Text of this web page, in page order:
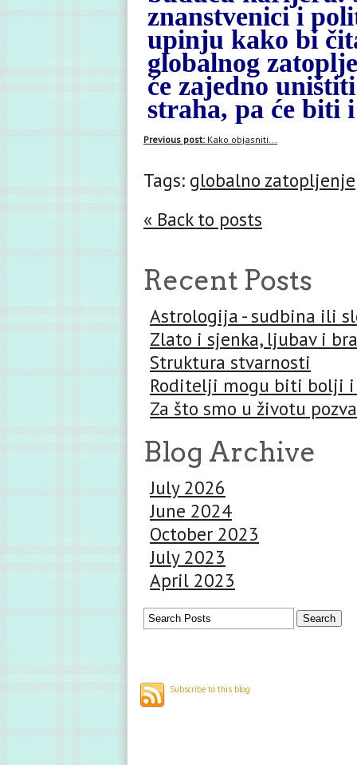
znanstvenici i
upinju kako bi
globalnog
će zajedno
straha, pa će biti
Previous post: Kako objasniti...
Tags: globalno zatopljenje
« Back to posts
Recent Posts
Astrologija - sudbina ili
Zlato i sjenka, ljubav i
Struktura stvarnosti
Roditelji mogu biti bolji
Za što smo u životu
Blog Archive
July 2026
June 2024
October 2023
July 2023
April 2023
Subscribe to this blog